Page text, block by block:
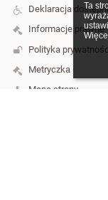
Ta
Deklaracja
Informacje prawne
Polityka
Metryczka
Mapa strony